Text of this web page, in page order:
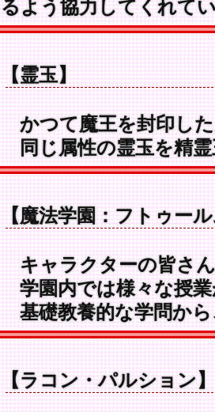
るよう協力してくれてい
【霊玉】
かつて魔王を封印した
同じ属性の霊玉を精霊
【魔法学園：フトゥー
キャラクターの皆さん
学園内では様々な授業
基礎教養的な学問から
【ラコン・パルション】